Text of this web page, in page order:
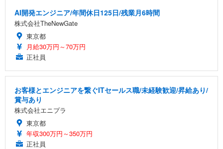
AI開発エンジニア/年間休日125日/残業月6時間
株式会社TheNewGate
東京都
月給30万円～70万円
正社員
お客様とエンジニアを繋ぐITセールス職/未経験歓迎/昇給あり/
賞与あり
株式会社エニプラ
東京都
年収300万円～350万円
正社員